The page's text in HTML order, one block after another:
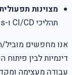
מצוינות
תהליכי CI/CD ו-DevOps מתקדמים לייעול ה-Time-to-Market.
אנו מחפשים מוביל/
דינמיות לבין פיתוח
עבודה מעצימה